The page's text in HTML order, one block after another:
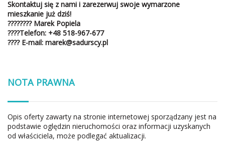
Skontaktuj się z nami i zarezerwuj swoje wymarzone
mieszkanie już dziś!
????‍???? Marek Popiela
????Telefon: +48 518-967-677
???? E-mail: marek@sadurscy.pl
NOTA PRAWNA
Opis oferty zawarty na stronie internetowej sporządzany jest na
podstawie oględzin nieruchomości oraz informacji uzyskanych
od właściciela, może podlegać aktualizacji.